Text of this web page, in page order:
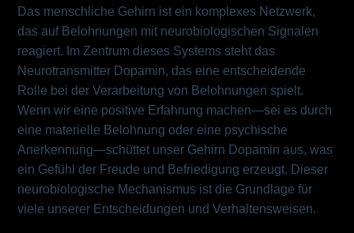
Das menschliche Gehirn ist ein komplexes Netzwerk,
das auf Belohnungen mit neurobiologischen Signalen
reagiert. Im Zentrum dieses Systems steht das
Neurotransmitter Dopamin, das eine entscheidende
Rolle bei der Verarbeitung von Belohnungen spielt.
Wenn wir eine positive Erfahrung machen—sei es durch
eine materielle Belohnung oder eine psychische
Anerkennung—schüttet unser Gehirn Dopamin aus, was
ein Gefühl der Freude und Befriedigung erzeugt. Dieser
neurobiologische Mechanismus ist die Grundlage für
viele unserer Entscheidungen und Verhaltensweisen.